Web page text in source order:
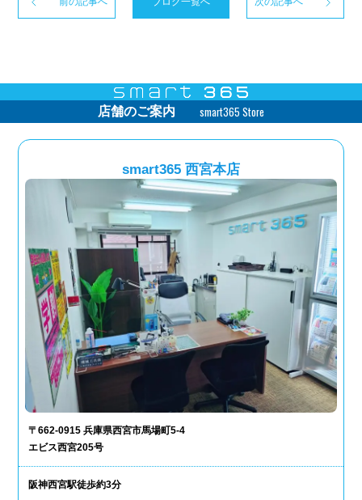
店舗のご案内 smart365 Store
smart365 西宮本店
〒662-0915 兵庫県西宮市馬場町5-4
エビス西宮205号
阪神西宮駅徒歩約3分